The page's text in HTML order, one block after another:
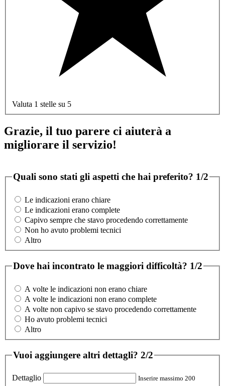
Valuta 1 stelle su 5
Grazie, il tuo parere ci aiuterà a
migliorare il servizio!
Quali sono stati gli aspetti che hai preferito? 1/2
Le indicazioni erano chiare
Le indicazioni erano complete
Capivo sempre che stavo procedendo correttamente
Non ho avuto problemi tecnici
Altro
Dove hai incontrato le maggiori difficoltà? 1/2
A volte le indicazioni non erano chiare
A volte le indicazioni non erano complete
A volte non capivo se stavo procedendo correttamente
Ho avuto problemi tecnici
Altro
Vuoi aggiungere altri dettagli? 2/2
Dettaglio
Inserire massimo 200